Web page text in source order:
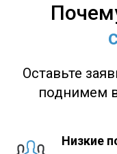
Оставьте
поднимем
Низкие